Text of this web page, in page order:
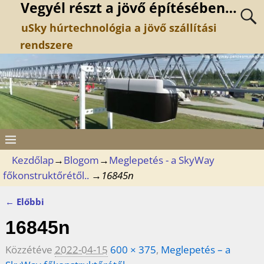
Vegyél részt a jövő építésében…
uSky húrtechnológia a jövő szállítási
rendszere
Kezdőlap→Blogom→Meglepetés - a SkyWay
főkonstruktőrétől.. → 16845n
← Előbbi
16845n
Közzétéve 2022-04-15 600 × 375, Meglepetés – a